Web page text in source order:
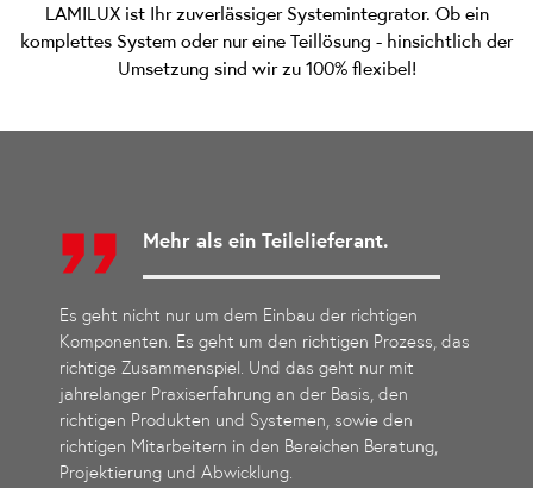
LAMILUX ist Ihr zuverlässiger Systemintegrator. Ob ein
komplettes System oder nur eine Teillösung - hinsichtlich der
Umsetzung sind wir zu 100% flexibel!
Mehr als ein Teilelieferant.
Es geht nicht nur um dem Einbau der richtigen
Komponenten. Es geht um den richtigen Prozess, das
richtige Zusammenspiel. Und das geht nur mit
jahrelanger Praxiserfahrung an der Basis, den
richtigen Produkten und Systemen, sowie den
richtigen Mitarbeitern in den Bereichen Beratung,
Projektierung und Abwicklung.